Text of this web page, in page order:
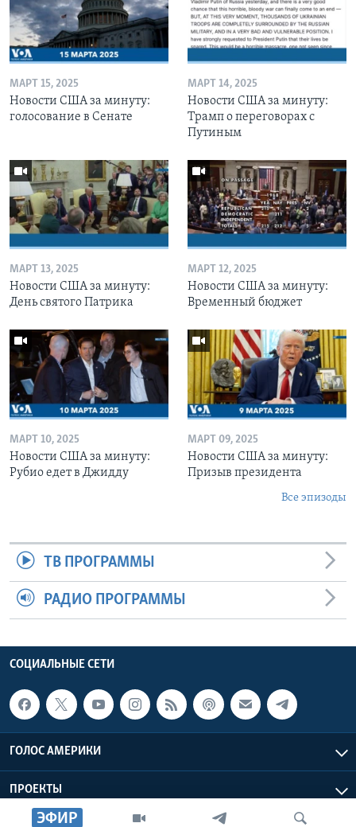
ЭФИР
МАРТ 15, 2025
Новости США за минуту:
голосование в Сенате
МАРТ 14, 2025
Новости США за минуту:
Трамп о переговорах с
Путиным
МАРТ 13, 2025
Новости США за минуту:
День святого Патрика
МАРТ 12, 2025
Новости США за минуту:
Временный бюджет
МАРТ 10, 2025
Новости США за минуту:
Рубио едет в Джидду
МАРТ 09, 2025
Новости США за минуту:
Призыв президента
Все эпизоды
ТВ ПРОГРАММЫ
РАДИО ПРОГРАММЫ
СОЦИАЛЬНЫЕ СЕТИ
ГОЛОС АМЕРИКИ
ПРОЕКТЫ